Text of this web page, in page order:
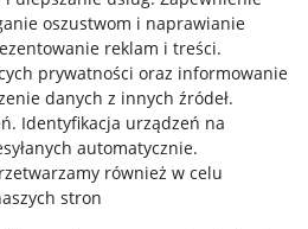
oszustwom i naprawianie
reklam i treści.
prywatności oraz informowanie
danych z innych źródeł.
. Identyfikacja urządzeń na
automatycznie.
również w celu
stron